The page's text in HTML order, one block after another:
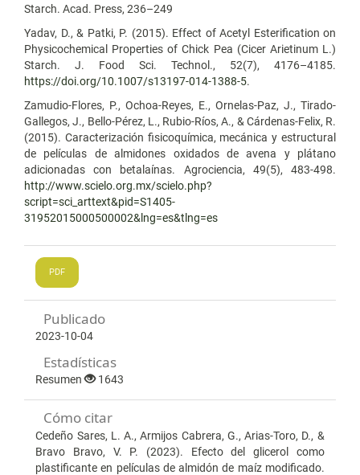
Starch. Acad. Press, 236–249
Yadav, D., & Patki, P. (2015). Effect of Acetyl Esterification on
Physicochemical Properties of Chick Pea (Cicer Arietinum L.)
Starch. J. Food Sci. Technol., 52(7), 4176–4185.
https://doi.org/10.1007/s13197-014-1388-5.
Zamudio-Flores, P., Ochoa-Reyes, E., Ornelas-Paz, J., Tirado-
Gallegos, J., Bello-Pérez, L., Rubio-Ríos, A., & Cárdenas-Felix, R.
(2015). Caracterización fisicoquímica, mecánica y estructural
de películas de almidones oxidados de avena y plátano
adicionadas con betalaínas. Agrociencia, 49(5), 483-498.
http://www.scielo.org.mx/scielo.php?
script=sci_arttext&pid=S1405-
31952015000500002&lng=es&tlng=es
PDF
Publicado
2023-10-04
Estadísticas
Resumen 1643
Cómo citar
Cedeño Sares, L. A., Armijos Cabrera, G., Arias-Toro, D., &
Bravo Bravo, V. P. (2023). Efecto del glicerol como
plastificante en películas de almidón de maíz modificado.